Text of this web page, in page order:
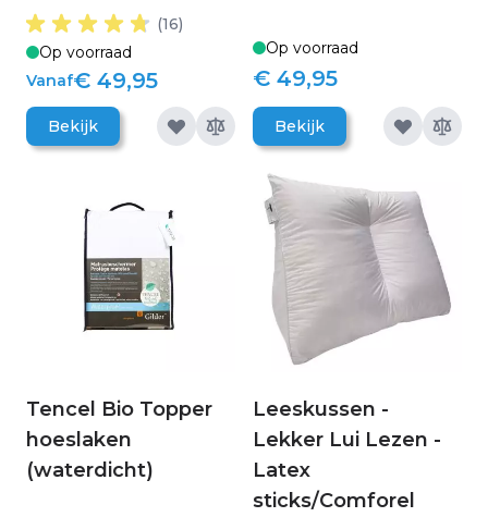
(16)
Op voorraad
Vanaf€ 49,95
Bekijk
Op voorraad
€ 49,95
Bekijk
Tencel Bio Topper
hoeslaken
(waterdicht)
Leeskussen -
Lekker Lui Lezen -
Latex
sticks/Comforel